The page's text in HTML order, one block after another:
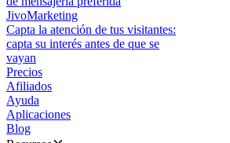
JivoMarketing
Capta la atención de tus visitantes:
capta su interés antes de que se
vayan
Precios
Afiliados
Ayuda
Aplicaciones
Blog